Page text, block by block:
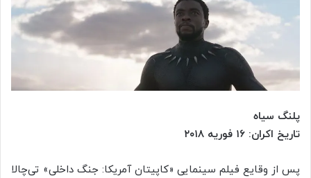
پلنگ سیاه
تاریخ اکران: ۱۶ فوریه ۲۰۱۸
پس از وقایع فیلم سینمایی «کاپیتان آمریکا: جنگ داخلی» تی‌چالا